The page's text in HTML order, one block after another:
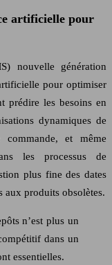
artificielle pour
nouvelle génération
pour optimiser
prédire les besoins en
dynamiques de
et même
les processus de
plus fine des dates
aux produits obsolètes.
dans un
essentielles.